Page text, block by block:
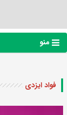
منو
فواد ایزدی